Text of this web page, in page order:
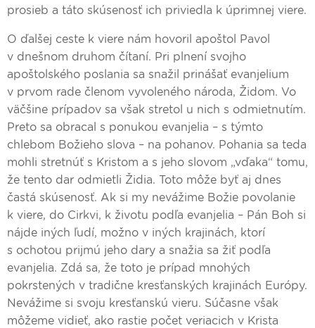
prosieb a táto skúsenosť ich priviedla k úprimnej viere.
O ďalšej ceste k viere nám hovoril apoštol Pavol
v dnešnom druhom čítaní. Pri plnení svojho
apoštolského poslania sa snažil prinášať evanjelium
v prvom rade členom vyvoleného národa, Židom. Vo
väčšine prípadov sa však stretol u nich s odmietnutím.
Preto sa obracal s ponukou evanjelia – s týmto
chlebom Božieho slova – na pohanov. Pohania sa teda
mohli stretnúť s Kristom a s jeho slovom „vďaka“ tomu,
že tento dar odmietli Židia. Toto môže byť aj dnes
častá skúsenosť. Ak si my nevážime Božie povolanie
k viere, do Cirkvi, k životu podľa evanjelia – Pán Boh si
nájde iných ľudí, možno v iných krajinách, ktorí
s ochotou prijmú jeho dary a snažia sa žiť podľa
evanjelia. Zdá sa, že toto je prípad mnohých
pokrstených v tradične kresťanských krajinách Európy.
Nevážime si svoju kresťanskú vieru. Súčasne však
môžeme vidieť, ako rastie počet veriacich v Krista